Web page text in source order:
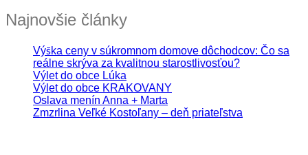
Najnovšie články
Výška ceny v súkromnom domove dôchodcov: Čo sa
reálne skrýva za kvalitnou starostlivosťou?
Výlet do obce Lúka
Výlet do obce KRAKOVANY
Oslava menín Anna + Marta
Zmzrlina Veľké Kostoľany – deň priateľstva